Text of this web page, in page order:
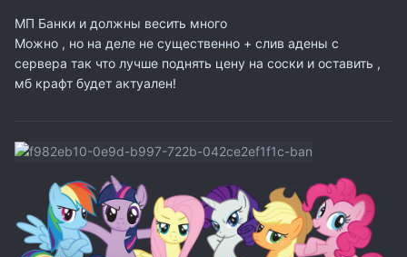
МП Банки и должны весить много
Можно , но на деле не существенно + слив адены с
сервера так что лучше поднять цену на соски и оставить ,
мб крафт будет актуален!